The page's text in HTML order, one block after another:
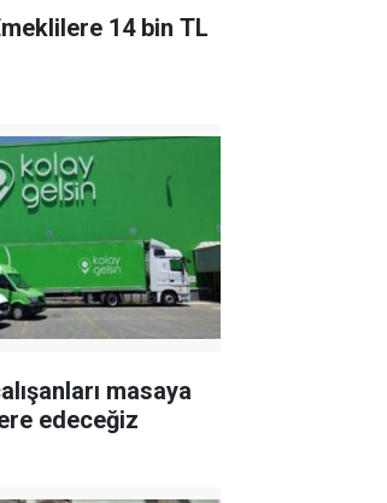
14 bin TL
masaya
edeceğiz